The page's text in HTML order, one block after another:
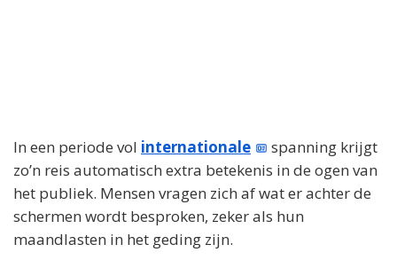
In een periode vol internationale
spanning krijgt
zo’n reis automatisch extra betekenis in de ogen van
het publiek. Mensen vragen zich af wat er achter de
schermen wordt besproken, zeker als hun
maandlasten in het geding zijn.